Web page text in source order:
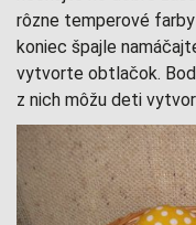
rôzne temperové
koniec špajle
vytvorte obtlačok.
z nich môžu deti